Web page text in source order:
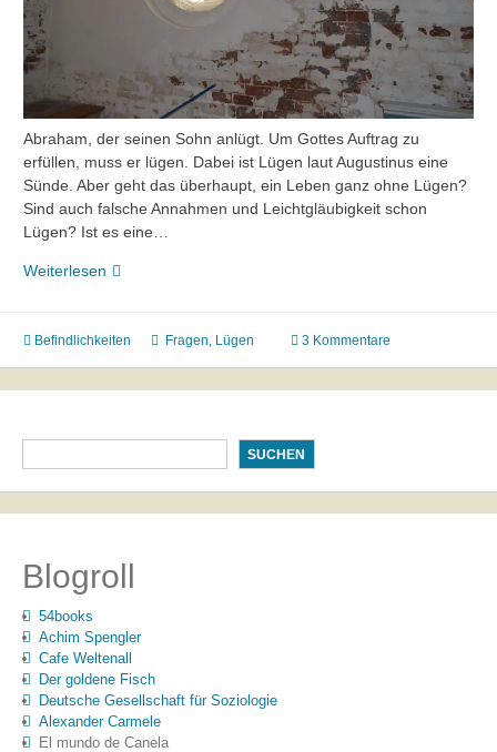
Abraham, der seinen Sohn anlügt. Um Gottes Auftrag zu
erfüllen, muss er lügen. Dabei ist Lügen laut Augustinus eine
Sünde. Aber geht das überhaupt, ein Leben ganz ohne Lügen?
Sind auch falsche Annahmen und Leichtgläubigkeit schon
Lügen? Ist es eine…
Weiterlesen Lügen
Befindlichkeiten Fragen, Lügen 3 Kommentare
SUCHEN
Blogroll
54books
Achim Spengler
Cafe Weltenall
Der goldene Fisch
Deutsche Gesellschaft für Soziologie
Alexander Carmele
El mundo de Canela